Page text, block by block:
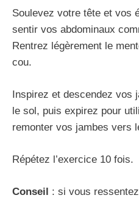
Soulevez votre tête et vos
sentir vos abdominaux
Rentrez légèrement le
cou.
Inspirez et descendez vos
le sol, puis expirez pour
remonter vos jambes vers
Répétez l’exercice 10 fois.
Conseil : si vous